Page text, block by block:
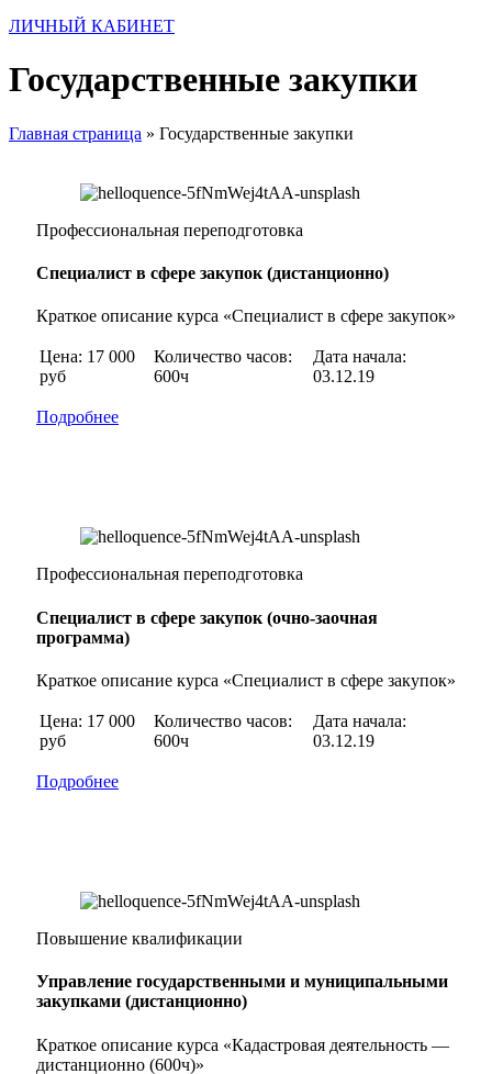
ЛИЧНЫЙ КАБИНЕТ
Государственные закупки
Главная страница » Государственные закупки
Профессиональная переподготовка
Специалист в сфере закупок (дистанционно)
Краткое описание курса «Специалист в сфере закупок»
Цена: 17 000
руб
Количество часов:
600ч
Дата начала:
03.12.19
Подробнее
Профессиональная переподготовка
Специалист в сфере закупок (очно-заочная
программа)
Краткое описание курса «Специалист в сфере закупок»
Цена: 17 000
руб
Количество часов:
600ч
Дата начала:
03.12.19
Подробнее
Повышение квалификации
Управление государственными и муниципальными
закупками (дистанционно)
Краткое описание курса «Кадастровая деятельность —
дистанционно (600ч)»